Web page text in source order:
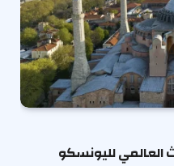
العالمي لليونسكو